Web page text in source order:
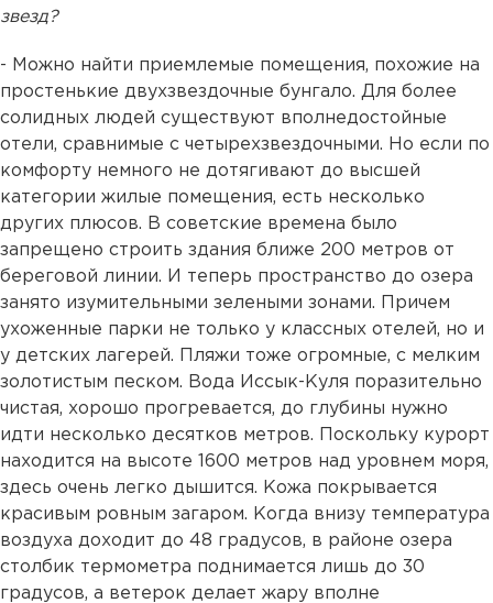
звезд?
- Можно найти приемлемые помещения, похожие на
простенькие двухзвездочные бунгало. Для более
солидных людей существуют вполнедостойные
отели, сравнимые с четырехзвездочными. Но если по
комфорту немного не дотягивают до высшей
категории жилые помещения, есть несколько
других плюсов. В советские времена было
запрещено строить здания ближе 200 метров от
береговой линии. И теперь пространство до озера
занято изумительными зелеными зонами. Причем
ухоженные парки не только у классных отелей, но и
у детских лагерей. Пляжи тоже огромные, с мелким
золотистым песком. Вода Иссык-Куля поразительно
чистая, хорошо прогревается, до глубины нужно
идти несколько десятков метров. Поскольку курорт
находится на высоте 1600 метров над уровнем моря,
здесь очень легко дышится. Кожа покрывается
красивым ровным загаром. Когда внизу температура
воздуха доходит до 48 градусов, в районе озера
столбик термометра поднимается лишь до 30
градусов, а ветерок делает жару вполне